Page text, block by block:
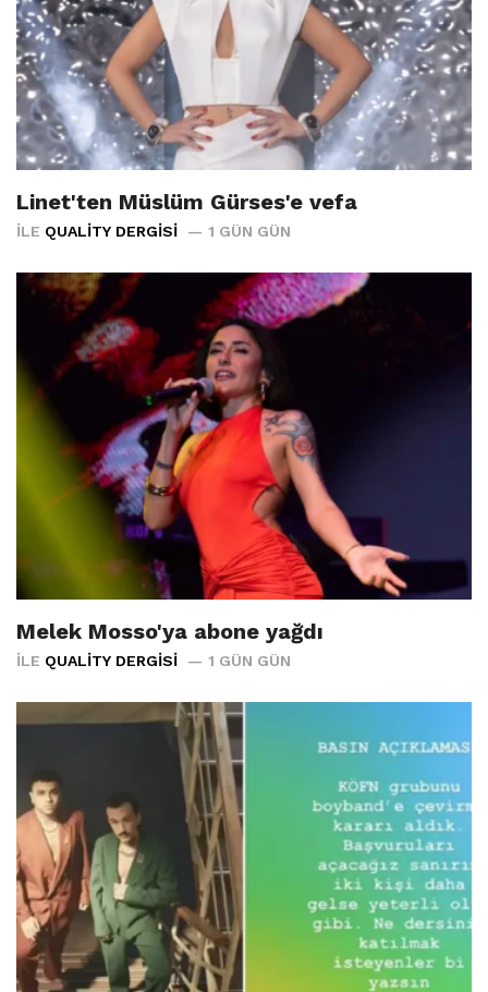
Linet'ten Müslüm Gürses'e vefa
İLE QUALITY DERGISI 1 GÜN GÜN
Melek Mosso'ya abone yağdı
İLE QUALITY DERGISI 1 GÜN GÜN